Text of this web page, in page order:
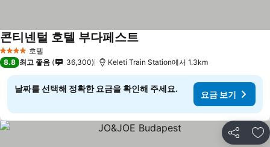
4 성급 호텔
콘티넨털 호텔 부다페스트
8.8 최고 좋음 36,300 Keleti Train Station에서 1.3km
날짜를 선택해 정확한 요금을 확인해 주세요.
요금 보기
공유 즐